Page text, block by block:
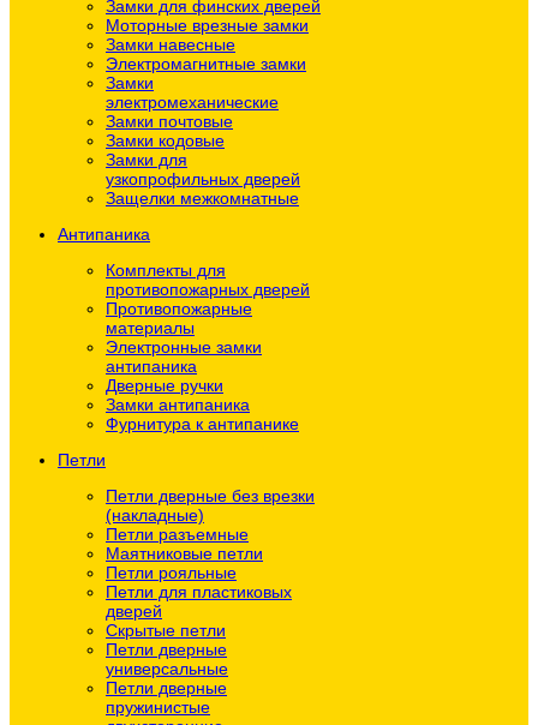
Замки для финских дверей
Моторные врезные замки
Замки навесные
Электромагнитные замки
Замки
электромеханические
Замки почтовые
Замки кодовые
Замки для
узкопрофильных дверей
Защелки межкомнатные
Антипаника
Комплекты для
противопожарных дверей
Противопожарные
материалы
Электронные замки
антипаника
Дверные ручки
Замки антипаника
Фурнитура к антипанике
Петли
Петли дверные без врезки
(накладные)
Петли разъемные
Маятниковые петли
Петли рояльные
Петли для пластиковых
дверей
Скрытые петли
Петли дверные
универсальные
Петли дверные
пружинистые